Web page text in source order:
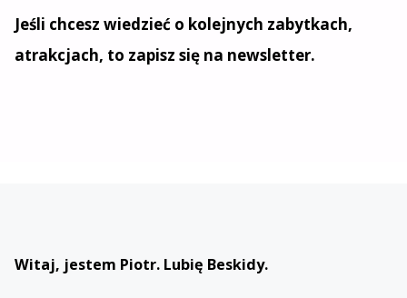
Jeśli chcesz wiedzieć o kolejnych zabytkach,
atrakcjach, to zapisz się na newsletter.
Witaj, jestem Piotr. Lubię Beskidy.